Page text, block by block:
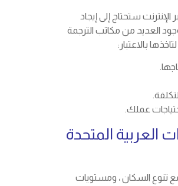
ستحتاج إلى إيجاد
العديد من مكاتب الترجمة
بالاعتبار:
عملك.
العربية المتحدة
تنوع السكان ، ومستويات